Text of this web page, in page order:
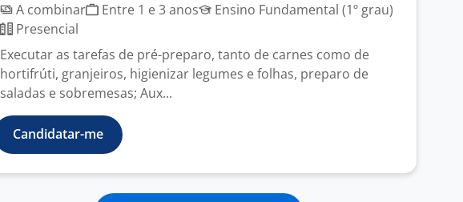
A combinar
Entre 1 e 3 anos
Ensino Fundamental (1º grau)
Presencial
Executar as tarefas de pré-preparo, tanto de carnes como de
hortifrúti, granjeiros, higienizar legumes e folhas, preparo de
saladas e sobremesas; Aux...
Candidatar-me